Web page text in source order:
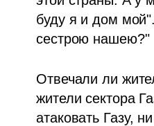
буду я и дом
сестрою нашею?"
Отвечали ли
жители сектора
атаковать Газу,